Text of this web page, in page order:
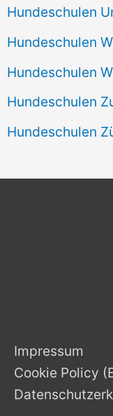
Hundeschulen
Hundeschulen
Hundeschulen
Hundeschulen
Hundeschulen
Impressum
Cookie Policy